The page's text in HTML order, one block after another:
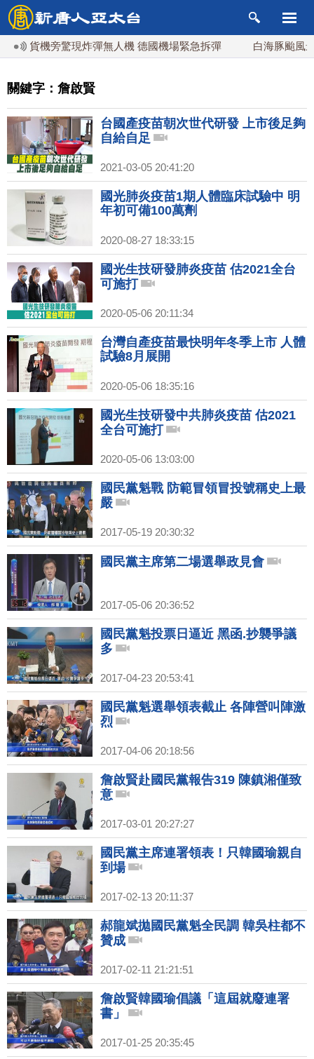
貨機旁驚現炸彈無人機 德國機場緊急拆彈 白海豚颱風最
關鍵字：詹啟賢
台國產疫苗朝次世代研發 上市後足夠
自給自足
2021-03-05 20:41:20
國光肺炎疫苗1期人體臨床試驗中 明
年初可備100萬劑
2020-08-27 18:33:15
國光生技研發肺炎疫苗 估2021全台
可施打
2020-05-06 20:11:34
台灣自產疫苗最快明年冬季上市 人體
試驗8月展開
2020-05-06 18:35:16
國光生技研發中共肺炎疫苗 估2021
全台可施打
2020-05-06 13:03:00
國民黨魁戰 防範冒領冒投號稱史上最
嚴
2017-05-19 20:30:32
國民黨主席第二場選舉政見會
2017-05-06 20:36:52
國民黨魁投票日逼近 黑函.抄襲爭議
多
2017-04-23 20:53:41
國民黨魁選舉領表截止 各陣營叫陣激
烈
2017-04-06 20:18:56
詹啟賢赴國民黨報告319 陳鎮湘僅致
意
2017-03-01 20:27:27
國民黨主席連署領表！只韓國瑜親自
到場
2017-02-13 20:11:37
郝龍斌拋國民黨魁全民調 韓吳柱都不
贊成
2017-02-11 21:21:51
詹啟賢韓國瑜倡議「這屆就廢連署
書」
2017-01-25 20:35:45